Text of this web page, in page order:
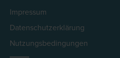
Impressum
Datenschutzerklärung
Nutzungsbedingungen